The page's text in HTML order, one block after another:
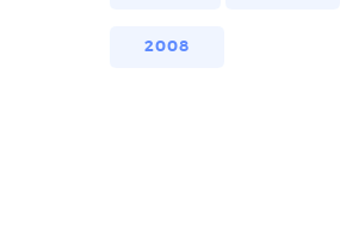
2008